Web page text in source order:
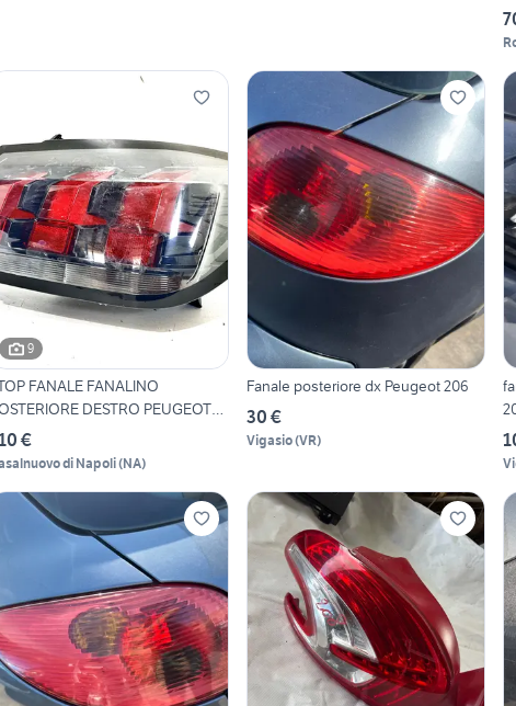
9
FANALE FANALINO
DESTRO PEUGEOT
€
di Napoli(NA)
Fanale posteriore dx Peugeot 206
30 €
Vigasio(VR)